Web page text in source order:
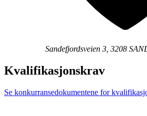
Sandefjordsveien 3, 3208
Kvalifikasjonskrav
Se konkurransedokumentene for